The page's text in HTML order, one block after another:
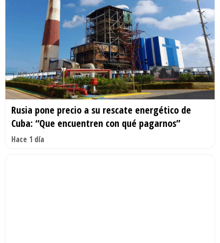
Rusia pone precio a su rescate energético de
Cuba: “Que encuentren con qué pagarnos”
Hace 1 día